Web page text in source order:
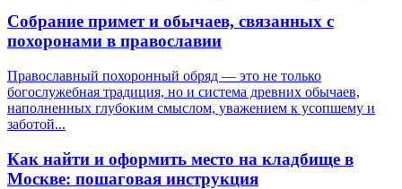
Собрание примет и обычаев, связанных с
похоронами в православии
Православный похоронный обряд — это не только
богослужебная традиция, но и система древних обычаев,
наполненных глубоким смыслом, уважением к усопшему и
заботой...
Как найти и оформить место на кладбище в
Москве: пошаговая инструкция